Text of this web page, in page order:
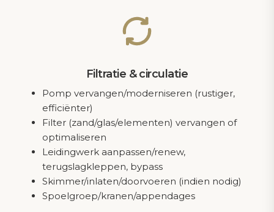
Filtratie & circulatie
Pomp vervangen/moderniseren (rustiger,
efficiënter)
Filter (zand/glas/elementen) vervangen of
optimaliseren
Leidingwerk aanpassen/renew,
terugslagkleppen, bypass
Skimmer/inlaten/doorvoeren (indien nodig)
Spoelgroep/kranen/appendages